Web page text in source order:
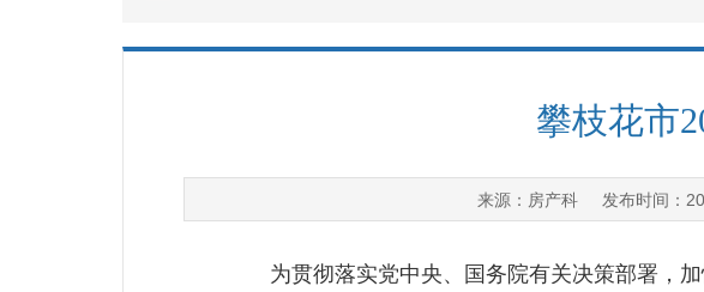
攀枝花市
来源： 房产科发布时间：
为贯彻落实党中央、国务院有关决策部署，加快